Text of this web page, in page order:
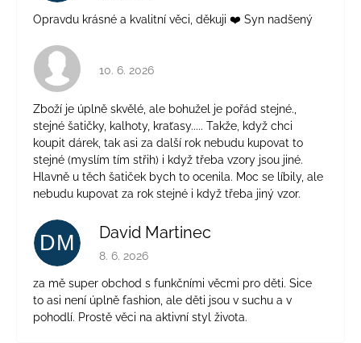
Opravdu krásné a kvalitní věci, děkuji ❤️ Syn nadšený
Hodnocení obchodu je 4 z 5 hvězdiček.
10. 6. 2026
Zboží je úplně skvělé, ale bohužel je pořád stejné.,
stejné šatičky, kalhoty, kraťasy..... Takže, když chci
koupit dárek, tak asi za další rok nebudu kupovat to
stejné (myslím tím střih) i když třeba vzory jsou jiné.
Hlavně u těch šatiček bych to ocenila. Moc se líbily, ale
nebudu kupovat za rok stejné i když třeba jiný vzor.
DM David Martinec
Hodnocení obchodu je 5 z 5 hvězdiček.
8. 6. 2026
za mě super obchod s funkčními věcmi pro děti. Sice
to asi není úplně fashion, ale děti jsou v suchu a v
pohodlí. Prostě věci na aktivní styl života.